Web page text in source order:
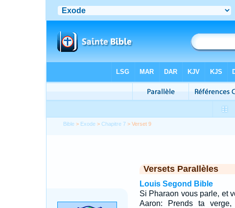
Bible > Exode >Chapitre 7 > Verset 9
Versets Parallèles
Louis Segond Bible
Si Pharaon vous parle, et
Aaron: Prends ta